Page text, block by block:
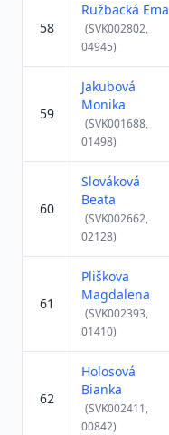
58
Ružbacká Ema
(SVK002802,
04945)
59
Jakubová
Monika
(SVK001688,
01498)
60
Slováková
Beata
(SVK002662,
02128)
61
Pliškova
Magdalena
(SVK002393,
01410)
62
Holosová
Bianka
(SVK002411,
00842)